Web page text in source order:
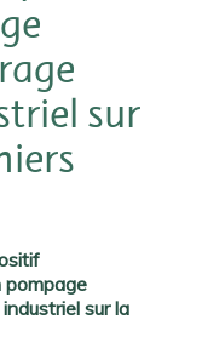
sur
pompage
sur la